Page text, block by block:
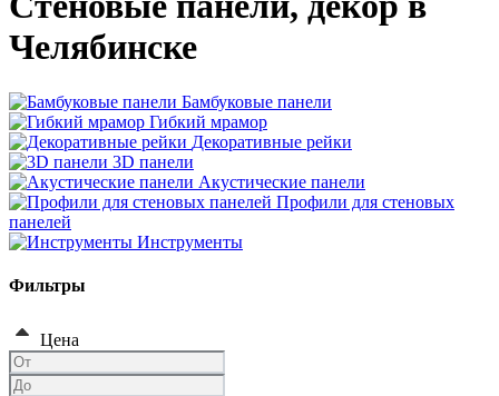
Челябинске
Бамбуковые панели
Гибкий мрамор
Декоративные рейки
3D панели
Акустические панели
Профили для стеновых
панелей
Инструменты
Фильтры
Цена